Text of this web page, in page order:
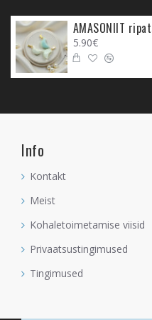
vaja pidevalt õppimise sees
sobib sulle, kui sa tunned, et
avastada ja areneda.
Sodaliit aitab sul endal
Inglite poolt saadetud
aitab elu näha positiivsemalt
on lahendatav
avada selgeltkuulmise
vaid on kõrgema astme
on kristalliga, mis aitab sul
5.90€
Info
Kontakt
Meist
Kohaletoimetamise viisid
Privaatsustingimused
Tingimused